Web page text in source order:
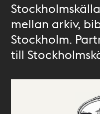
mellan arkiv,
Stockholm.
till